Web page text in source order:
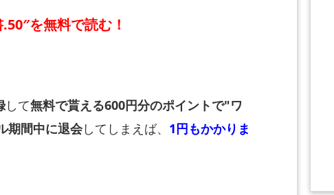
を無料で読む！
して無料で貰える600円分のポイントで"ワ
期間中に退会してしまえば、 1円もかかりま